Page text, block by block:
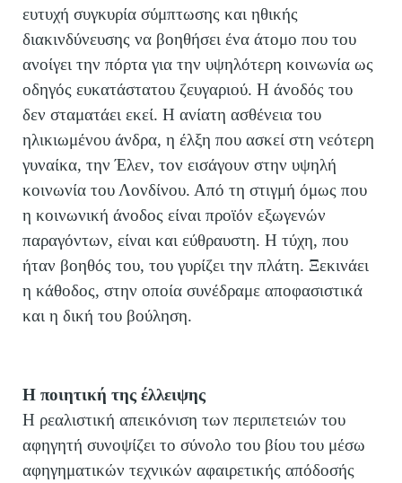
ευτυχή συγκυρία σύμπτωσης και ηθικής
διακινδύνευσης να βοηθήσει ένα άτομο που του
ανοίγει την πόρτα για την υψηλότερη κοινωνία ως
οδηγός ευκατάστατου ζευγαριού. Η άνοδός του
δεν σταματάει εκεί. Η ανίατη ασθένεια του
ηλικιωμένου άνδρα, η έλξη που ασκεί στη νεότερη
γυναίκα, την Έλεν, τον εισάγουν στην υψηλή
κοινωνία του Λονδίνου. Από τη στιγμή όμως που
η κοινωνική άνοδος είναι προϊόν εξωγενών
παραγόντων, είναι και εύθραυστη. Η τύχη, που
ήταν βοηθός του, του γυρίζει την πλάτη. Ξεκινάει
η κάθοδος, στην οποία συνέδραμε αποφασιστικά
και η δική του βούληση.
Η ποιητική της έλλειψης
Η ρεαλιστική απεικόνιση των περιπετειών του
αφηγητή συνοψίζει το σύνολο του βίου του μέσω
αφηγηματικών τεχνικών αφαιρετικής απόδοσής